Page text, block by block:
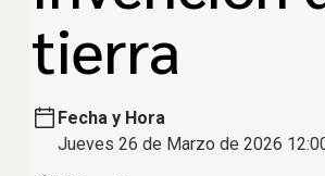
tierra
Fecha y Hora
Jueves 26 de Marzo de 2026